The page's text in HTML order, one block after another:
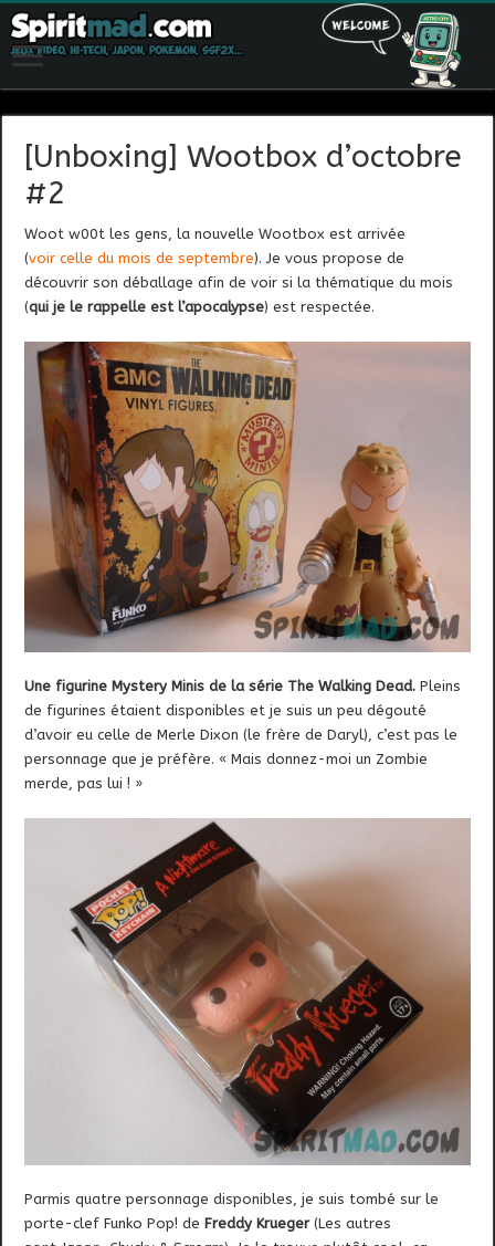
[Unboxing] Wootbox d’octobre
#2
Woot w00t les gens, la nouvelle Wootbox est arrivée
(voir celle du mois de septembre). Je vous propose de
découvrir son déballage afin de voir si la thématique du mois
(qui je le rappelle est l’apocalypse) est respectée.
Une figurine Mystery Minis de la série The Walking Dead. Pleins
de figurines étaient disponibles et je suis un peu dégouté
d’avoir eu celle de Merle Dixon (le frère de Daryl), c’est pas le
personnage que je préfère. « Mais donnez-moi un Zombie
merde, pas lui ! »
Parmis quatre personnage disponibles, je suis tombé sur le
porte-clef Funko Pop! de Freddy Krueger(Les autres